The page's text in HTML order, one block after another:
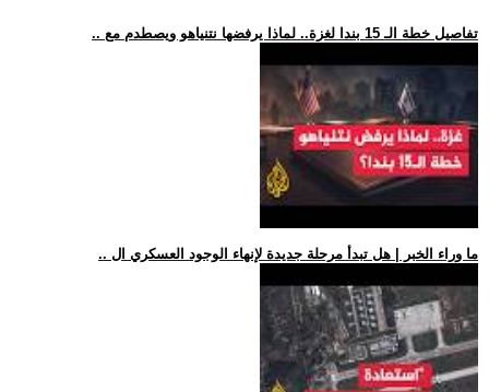
.. تفاصيل خطة الـ 15 بندا لغزة.. لماذا يرفضها نتنياهو ويصطدم مع
.. ما وراء الخبر | هل تبدأ مرحلة جديدة لإنهاء الوجود العسكري ال